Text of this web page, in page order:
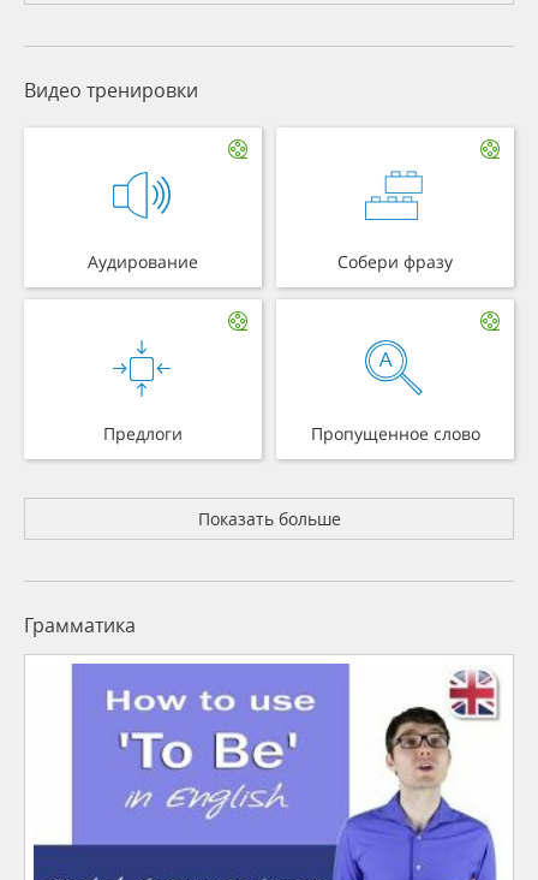
Видео тренировки
Аудирование Собери фразу
Предлоги Пропущенное слово
Показать больше
Грамматика